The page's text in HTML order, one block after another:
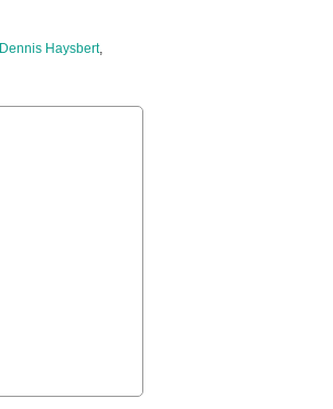
Dennis Haysbert,